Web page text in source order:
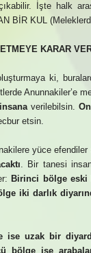
İşte halk
BİR KUL
KARAR
ki,
Anunnakiler’e
verilebilsin.
etsin.
yüce
. Bir tanesi
Birinci bölge eski
iki darlık
ise uzak bir
bölge ise